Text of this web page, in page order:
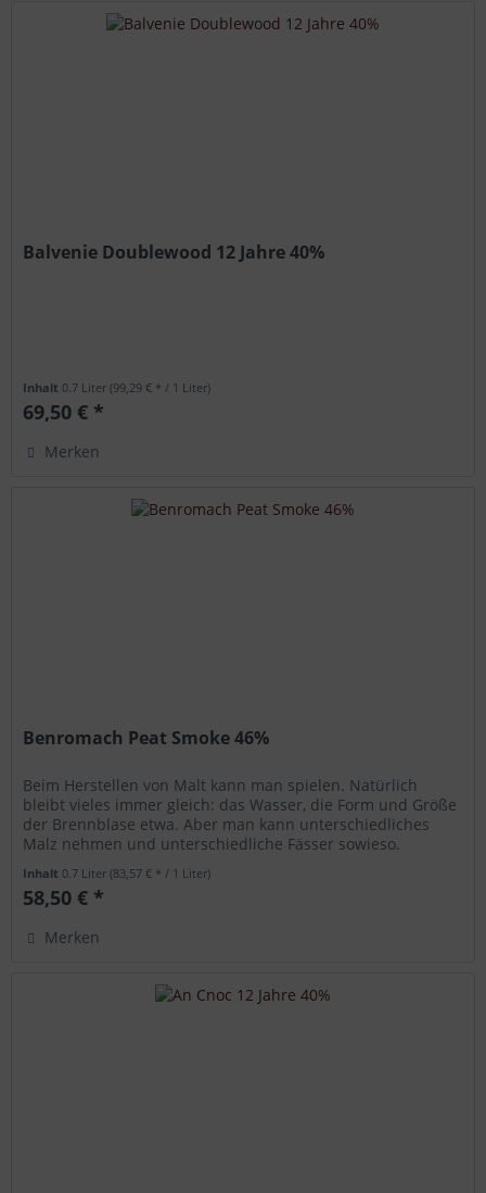
Balvenie Doublewood 12 Jahre 40%
Inhalt 0.7 Liter(99,29 € * / 1 Liter)
69,50 € *
Merken
Benromach Peat Smoke 46%
Beim Herstellen von Malt kann man spielen. Natürlich
bleibt vieles immer gleich: das Wasser, die Form und Größe
der Brennblase etwa. Aber man kann unterschiedliches
Malz nehmen und unterschiedliche Fässer sowieso.
Inhalt 0.7 Liter(83,57 € * / 1 Liter)
58,50 € *
Merken